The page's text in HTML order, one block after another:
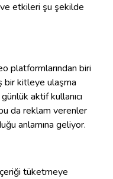
ve etkileri şu şekilde
platformlarından biri
bir kitleye ulaşma
aktif kullanıcı
da reklam verenler
anlamına geliyor.
tüketmeye